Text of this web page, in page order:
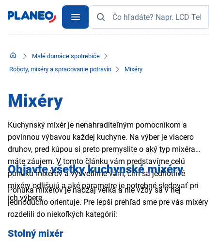
Malé domáce spotrebiče
Roboty, mixéry a spracovanie potravín
Mixéry
Mixéry
Kuchynský mixér je nenahraditeľným pomocníkom a
povinnou výbavou každej kuchyne. Na výber je viacero
druhov, pred kúpou si preto premyslite o aký typ mixéra
máte záujem. V tomto článku vám predstavíme celú
ponuku mixérov a vysvetlíme vám, čím sa jednotlivé
mixéry odlišujú a aké parametre je potrebné sledovať pri
ich výbere.
Objavte všetky kuchynské mixéry
Ponuka mixérov je naozaj veľká a nie vždy sa v nej
jednoducho orientuje. Pre lepší prehľad sme pre vás mixéry
rozdelili do niekoľkých kategórií:
Stolný mixér